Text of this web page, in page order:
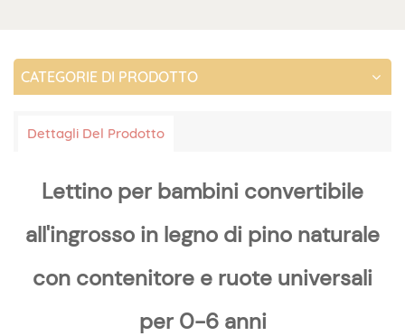
CATEGORIE DI PRODOTTO
Dettagli Del Prodotto
Lettino per bambini convertibile
all'ingrosso in legno di pino naturale
con contenitore e ruote universali
per 0-6 anni